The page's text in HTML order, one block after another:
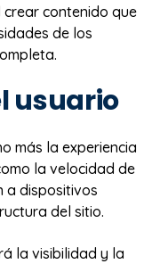
crear contenido que
de los
usuario
más la experiencia
la velocidad de
a dispositivos
del sitio.
la visibilidad y la